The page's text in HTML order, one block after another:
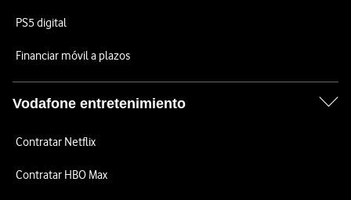
PS5 digital
Financiar móvil a plazos
Vodafone entretenimiento
Contratar Netflix
Contratar HBO Max